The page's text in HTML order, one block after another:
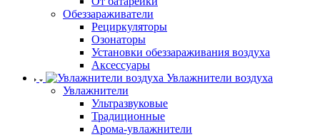
Обеззараживатели
Рециркуляторы
Озонаторы
Установки обеззараживания воздуха
Аксессуары
Увлажнители воздуха
Увлажнители
Ультразвуковые
Традиционные
Арома-увлажнители